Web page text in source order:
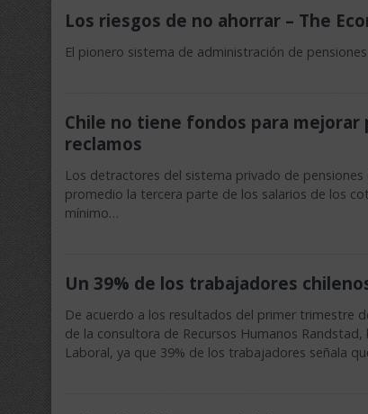
Los riesgos de no ahorrar – The
El pionero sistema de administración de
Chile no tiene fondos para
reclamos
Los detractores del sistema privado de pensiones
promedio la tercera parte de los salarios de los
mínimo…
Un 39% de los trabajadores
De acuerdo a los resultados del primer trimestre
de la consultora de Recursos Humanos
Laboral, ya que 39% de los trabajadores señala